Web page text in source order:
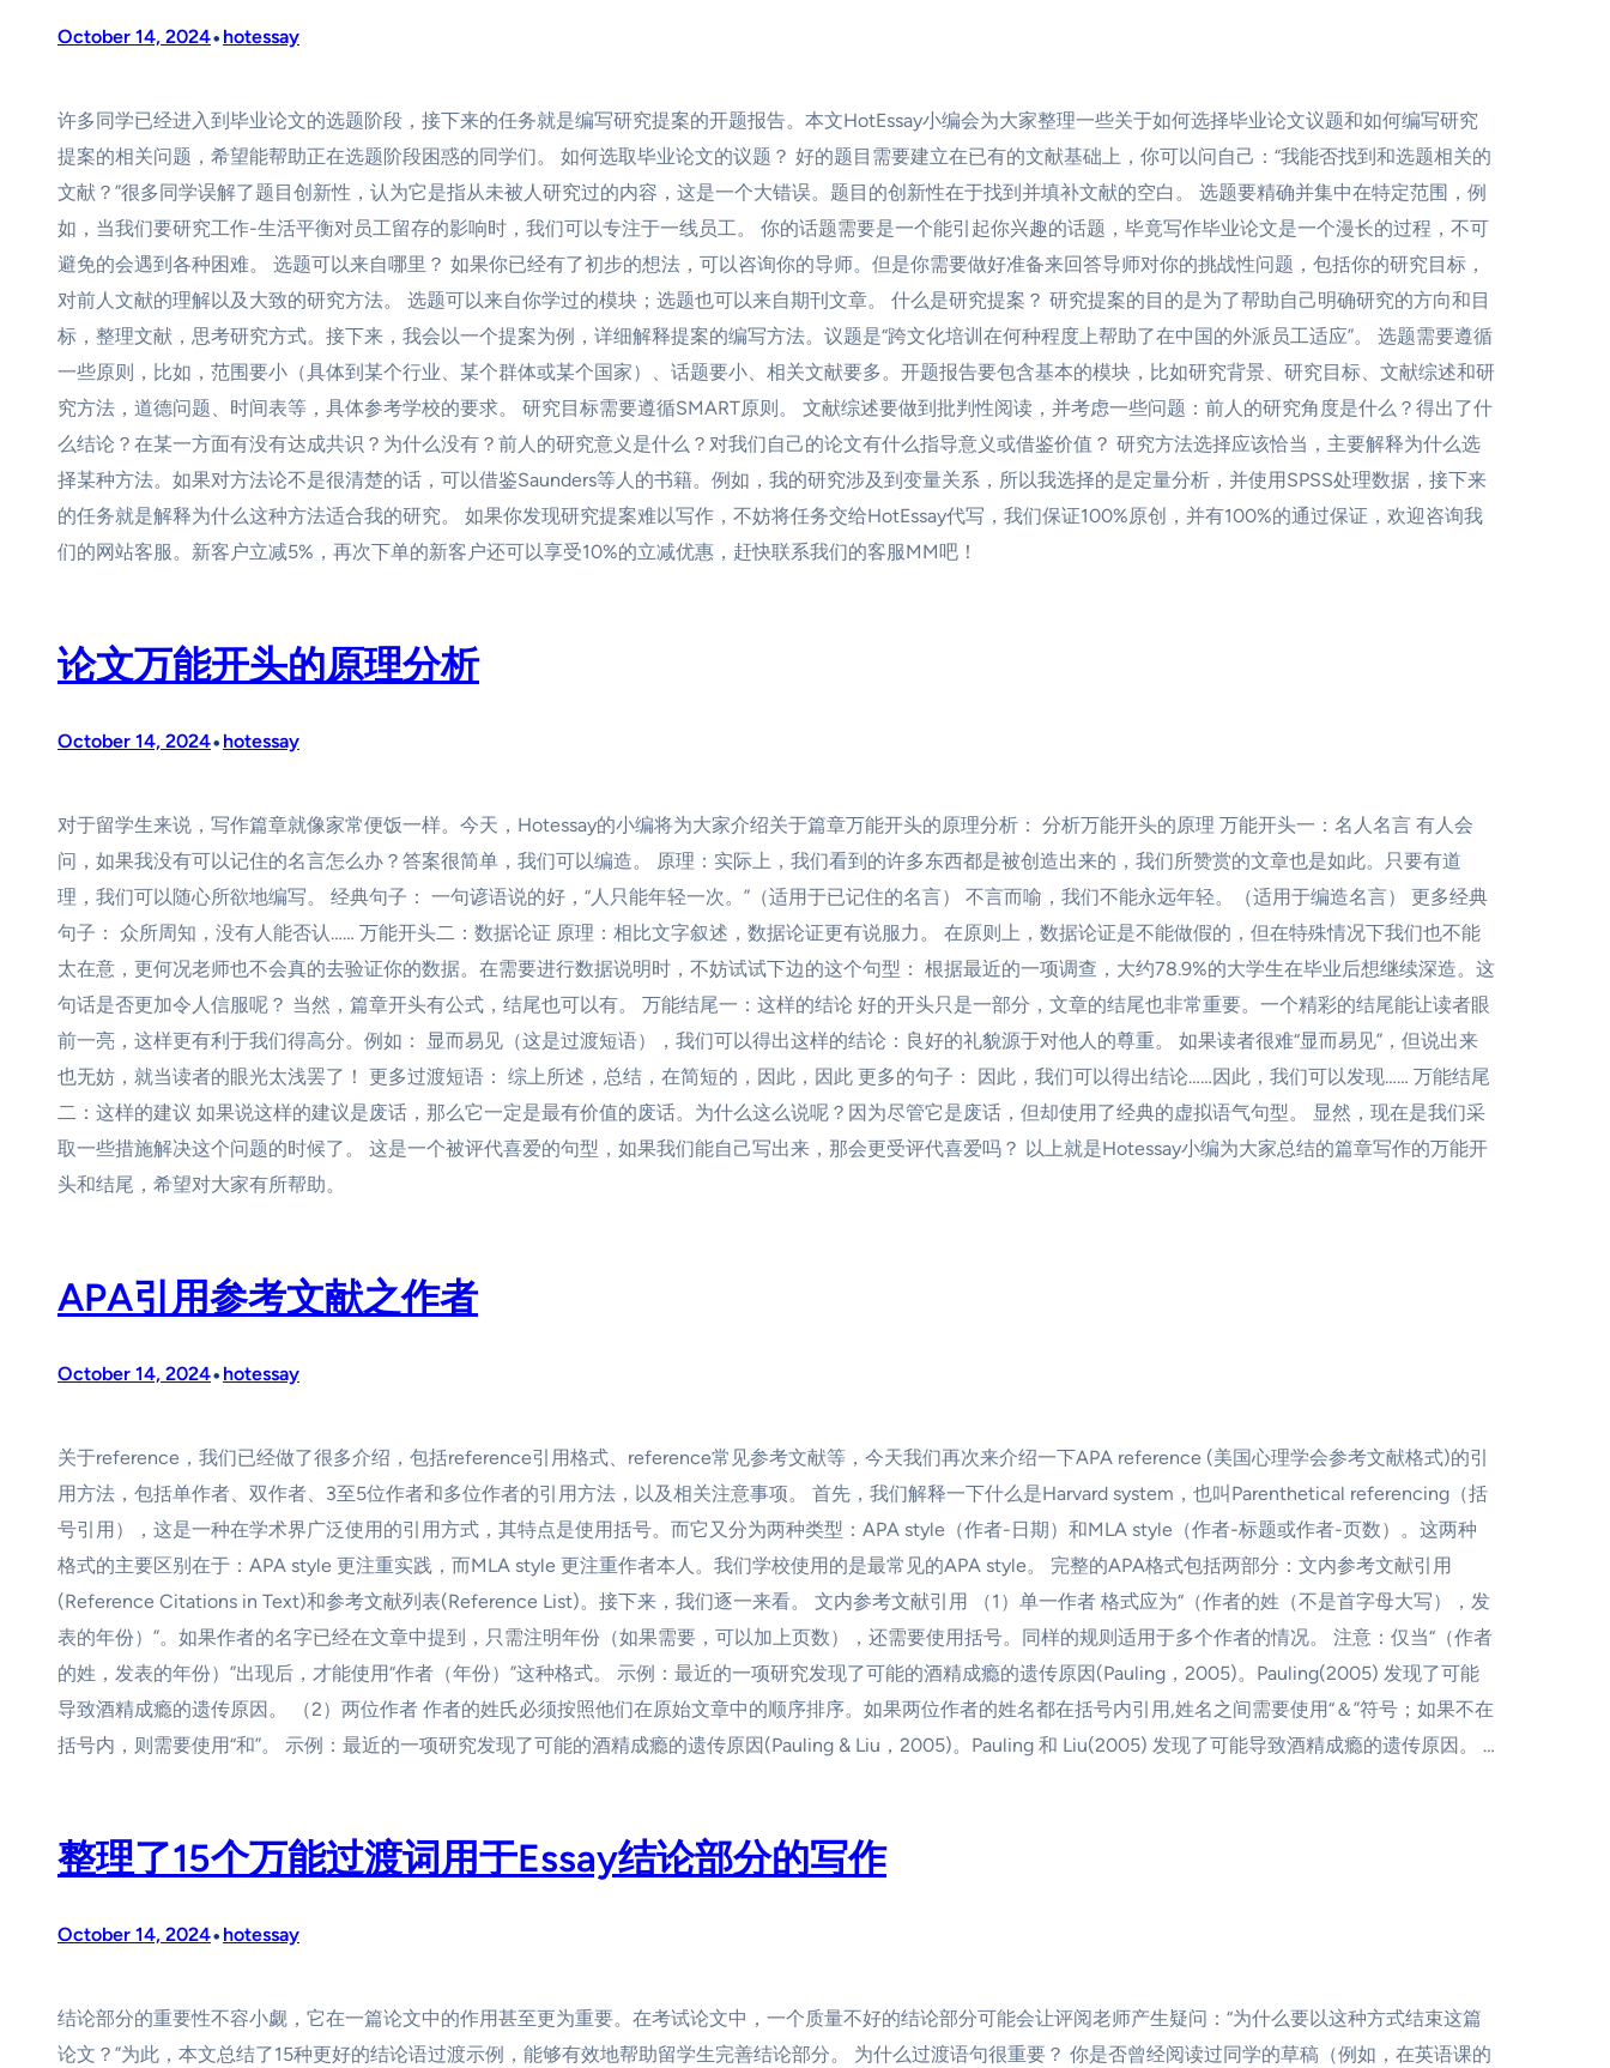
October 14, 2024• hotessay
许多同学已经进入到毕业论文的选题阶段，接下来的任务就是编写研究提案的开题报告。本文HotEssay小编会为大家整理一些关于如何选择毕业论文议题和如何编写研究
提案的相关问题，希望能帮助正在选题阶段困惑的同学们。 如何选取毕业论文的议题？ 好的题目需要建立在已有的文献基础上，你可以问自己：“我能否找到和选题相关的
文献？”很多同学误解了题目创新性，认为它是指从未被人研究过的内容，这是一个大错误。题目的创新性在于找到并填补文献的空白。 选题要精确并集中在特定范围，例
如，当我们要研究工作-生活平衡对员工留存的影响时，我们可以专注于一线员工。 你的话题需要是一个能引起你兴趣的话题，毕竟写作毕业论文是一个漫长的过程，不可
避免的会遇到各种困难。 选题可以来自哪里？ 如果你已经有了初步的想法，可以咨询你的导师。但是你需要做好准备来回答导师对你的挑战性问题，包括你的研究目标，
对前人文献的理解以及大致的研究方法。 选题可以来自你学过的模块；选题也可以来自期刊文章。 什么是研究提案？ 研究提案的目的是为了帮助自己明确研究的方向和目
标，整理文献，思考研究方式。接下来，我会以一个提案为例，详细解释提案的编写方法。议题是“跨文化培训在何种程度上帮助了在中国的外派员工适应”。 选题需要遵循
一些原则，比如，范围要小（具体到某个行业、某个群体或某个国家）、话题要小、相关文献要多。开题报告要包含基本的模块，比如研究背景、研究目标、文献综述和研
究方法，道德问题、时间表等，具体参考学校的要求。 研究目标需要遵循SMART原则。 文献综述要做到批判性阅读，并考虑一些问题：前人的研究角度是什么？得出了什
么结论？在某一方面有没有达成共识？为什么没有？前人的研究意义是什么？对我们自己的论文有什么指导意义或借鉴价值？ 研究方法选择应该恰当，主要解释为什么选
择某种方法。如果对方法论不是很清楚的话，可以借鉴Saunders等人的书籍。例如，我的研究涉及到变量关系，所以我选择的是定量分析，并使用SPSS处理数据，接下来
的任务就是解释为什么这种方法适合我的研究。 如果你发现研究提案难以写作，不妨将任务交给HotEssay代写，我们保证100%原创，并有100%的通过保证，欢迎咨询我
们的网站客服。新客户立减5%，再次下单的新客户还可以享受10%的立减优惠，赶快联系我们的客服MM吧！
论文万能开头的原理分析
October 14, 2024• hotessay
对于留学生来说，写作篇章就像家常便饭一样。今天，Hotessay的小编将为大家介绍关于篇章万能开头的原理分析： 分析万能开头的原理 万能开头一：名人名言 有人会
问，如果我没有可以记住的名言怎么办？答案很简单，我们可以编造。 原理：实际上，我们看到的许多东西都是被创造出来的，我们所赞赏的文章也是如此。只要有道
理，我们可以随心所欲地编写。 经典句子： 一句谚语说的好，“人只能年轻一次。”（适用于已记住的名言） 不言而喻，我们不能永远年轻。（适用于编造名言） 更多经典
句子： 众所周知，没有人能否认…… 万能开头二：数据论证 原理：相比文字叙述，数据论证更有说服力。 在原则上，数据论证是不能做假的，但在特殊情况下我们也不能
太在意，更何况老师也不会真的去验证你的数据。在需要进行数据说明时，不妨试试下边的这个句型： 根据最近的一项调查，大约78.9%的大学生在毕业后想继续深造。这
句话是否更加令人信服呢？ 当然，篇章开头有公式，结尾也可以有。 万能结尾一：这样的结论 好的开头只是一部分，文章的结尾也非常重要。一个精彩的结尾能让读者眼
前一亮，这样更有利于我们得高分。例如： 显而易见（这是过渡短语），我们可以得出这样的结论：良好的礼貌源于对他人的尊重。 如果读者很难“显而易见”，但说出来
也无妨，就当读者的眼光太浅罢了！ 更多过渡短语： 综上所述，总结，在简短的，因此，因此 更多的句子： 因此，我们可以得出结论……因此，我们可以发现…… 万能结尾
二：这样的建议 如果说这样的建议是废话，那么它一定是最有价值的废话。为什么这么说呢？因为尽管它是废话，但却使用了经典的虚拟语气句型。 显然，现在是我们采
取一些措施解决这个问题的时候了。 这是一个被评代喜爱的句型，如果我们能自己写出来，那会更受评代喜爱吗？ 以上就是Hotessay小编为大家总结的篇章写作的万能开
头和结尾，希望对大家有所帮助。
APA引用参考文献之作者
October 14, 2024• hotessay
关于reference，我们已经做了很多介绍，包括reference引用格式、reference常见参考文献等，今天我们再次来介绍一下APA reference (美国心理学会参考文献格式)的引
用方法，包括单作者、双作者、3至5位作者和多位作者的引用方法，以及相关注意事项。 首先，我们解释一下什么是Harvard system，也叫Parenthetical referencing（括
号引用），这是一种在学术界广泛使用的引用方式，其特点是使用括号。而它又分为两种类型：APA style（作者-日期）和MLA style（作者-标题或作者-页数）。这两种
格式的主要区别在于：APA style 更注重实践，而MLA style 更注重作者本人。我们学校使用的是最常见的APA style。 完整的APA格式包括两部分：文内参考文献引用
(Reference Citations in Text)和参考文献列表(Reference List)。接下来，我们逐一来看。 文内参考文献引用 （1）单一作者 格式应为“（作者的姓（不是首字母大写），发
表的年份）”。如果作者的名字已经在文章中提到，只需注明年份（如果需要，可以加上页数），还需要使用括号。同样的规则适用于多个作者的情况。 注意：仅当“（作者
的姓，发表的年份）”出现后，才能使用“作者（年份）”这种格式。 示例：最近的一项研究发现了可能的酒精成瘾的遗传原因(Pauling，2005)。Pauling(2005) 发现了可能
导致酒精成瘾的遗传原因。 （2）两位作者 作者的姓氏必须按照他们在原始文章中的顺序排序。如果两位作者的姓名都在括号内引用,姓名之间需要使用“＆”符号；如果不在
括号内，则需要使用“和”。 示例：最近的一项研究发现了可能的酒精成瘾的遗传原因(Pauling & Liu，2005)。Pauling 和 Liu(2005) 发现了可能导致酒精成瘾的遗传原因。 …
整理了15个万能过渡词用于Essay结论部分的写作
October 14, 2024• hotessay
结论部分的重要性不容小觑，它在一篇论文中的作用甚至更为重要。在考试论文中，一个质量不好的结论部分可能会让评阅老师产生疑问：“为什么要以这种方式结束这篇
论文？”为此，本文总结了15种更好的结论语过渡示例，能够有效地帮助留学生完善结论部分。 为什么过渡语句很重要？ 你是否曾经阅读过同学的草稿（例如，在英语课的